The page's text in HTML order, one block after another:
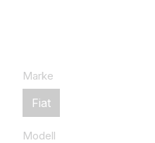
Marke
Fiat
Modell